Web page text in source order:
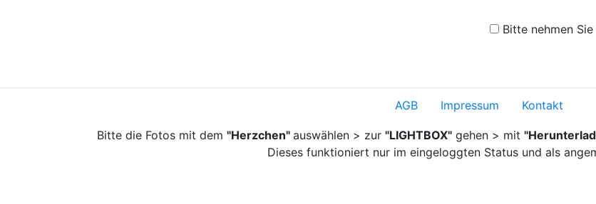
Bitte nehmen
AGB Impressum Kontakt
Bitte die Fotos mit dem "Herzchen" auswählen > zur "LIGHTBOX" gehen > mit
Dieses funktioniert nur im eingeloggten Status und als